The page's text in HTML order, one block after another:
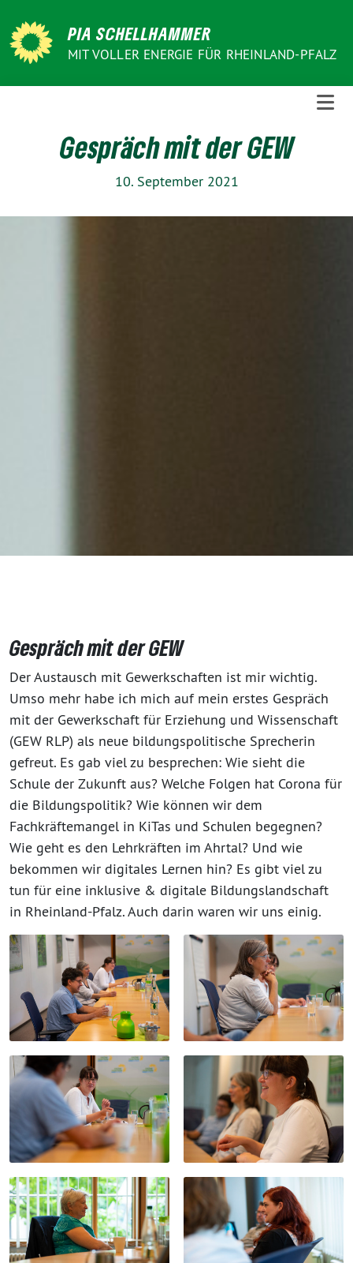
zum
Inhalt
PIA SCHELLHAMMER
MIT VOLLER ENERGIE FÜR RHEINLAND-PFALZ
Gespräch mit der GEW
10. September 2021
Gespräch mit der GEW
Der Austausch mit Gewerkschaften ist mir wichtig.
Umso mehr habe ich mich auf mein erstes Gespräch
mit der Gewerkschaft für Erziehung und Wissenschaft
(GEW RLP) als neue bildungspolitische Sprecherin
gefreut. Es gab viel zu besprechen: Wie sieht die
Schule der Zukunft aus? Welche Folgen hat Corona für
die Bildungspolitik? Wie können wir dem
Fachkräftemangel in KiTas und Schulen begegnen?
Wie geht es den Lehrkräften im Ahrtal? Und wie
bekommen wir digitales Lernen hin? Es gibt viel zu
tun für eine inklusive & digitale Bildungslandschaft
in Rheinland-Pfalz. Auch darin waren wir uns einig.